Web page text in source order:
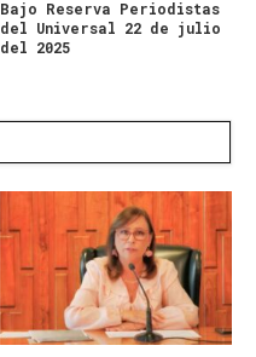
Bajo Reserva Periodistas
del Universal 22 de julio
del 2025